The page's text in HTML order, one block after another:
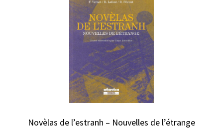
Novèlas de l’estranh – Nouvelles de l’étrange